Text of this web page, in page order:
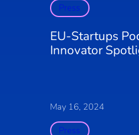
Press
EU-Startups
Innovator
May 16, 2024
Press